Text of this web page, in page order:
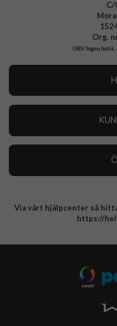
C/
Org.
OBS!Ingen butik,
Integritetspolicy
Via vårt hjälpcenter så
https://